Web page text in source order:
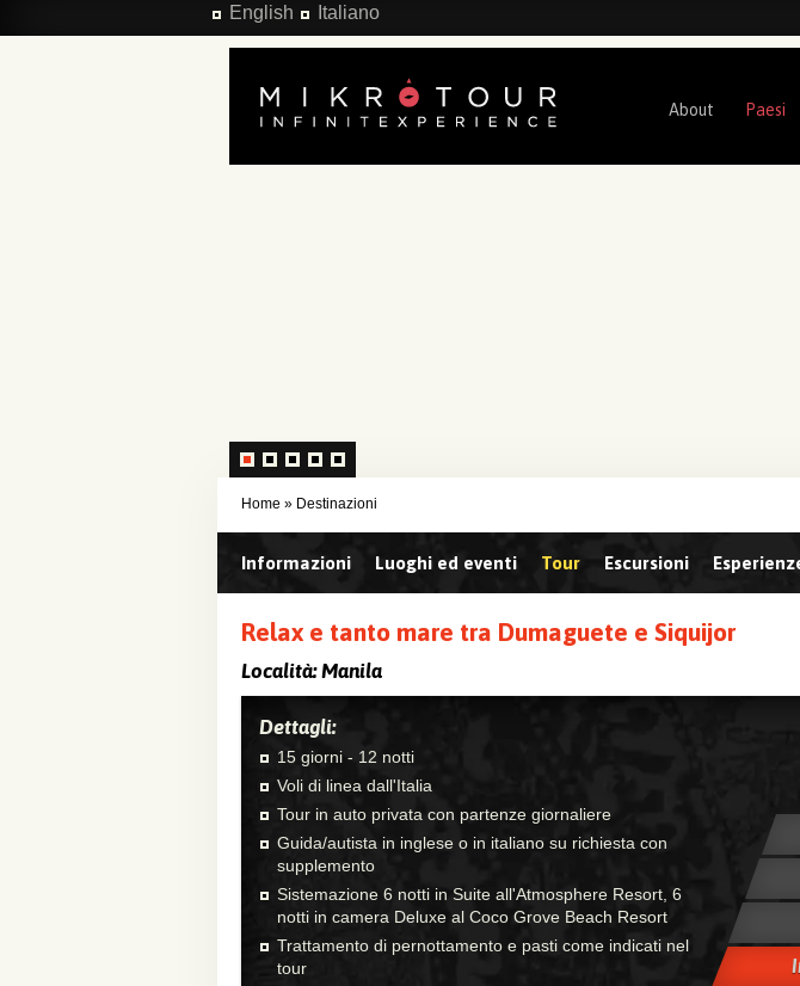
Salta al contenuto principaleEnglish Italiano
About Paesi
Home » Destinazioni
Informazioni Luoghi ed eventi Tour Escursioni
Relax e tanto mare tra Dumaguete e Siquijor
Località:Manila
Dettagli:
15 giorni - 12 notti
Voli di linea dall'Italia
Tour in auto privata con partenze giornaliere
Guida/autista in inglese o in italiano su richiesta con
supplemento
Sistemazione 6 notti in Suite all'Atmosphere Resort, 6
notti in camera Deluxe al Coco Grove Beach Resort
Trattamento di pernottamento e pasti come indicati nel
tour